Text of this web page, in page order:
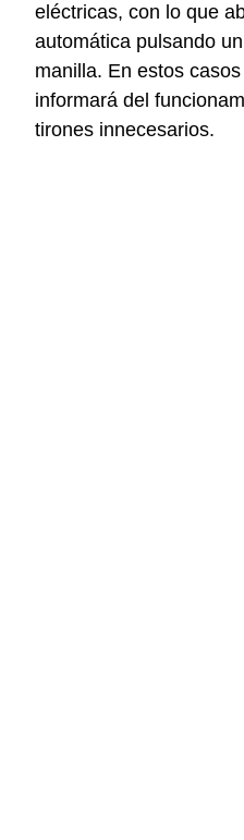
eléctricas, con lo que
automática pulsando
manilla. En estos
informará del
tirones innecesarios.